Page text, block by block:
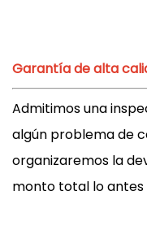
Garantía de alta
Admitimos una
algún problema de
organizaremos la
monto total lo antes